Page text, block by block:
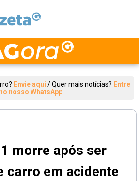
Envie aqui /Quer mais notícias? Entre
no nosso WhatsApp
morre após ser
carro em acidente